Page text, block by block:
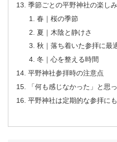
季節ごとの平野神社の楽し
春｜桜の季節
夏｜木陰と静けさ
秋｜落ち着いた参拝に最
冬｜心を整える時間
平野神社参拝時の注意点
「何も感じなかった」と思
平野神社は定期的な参拝に